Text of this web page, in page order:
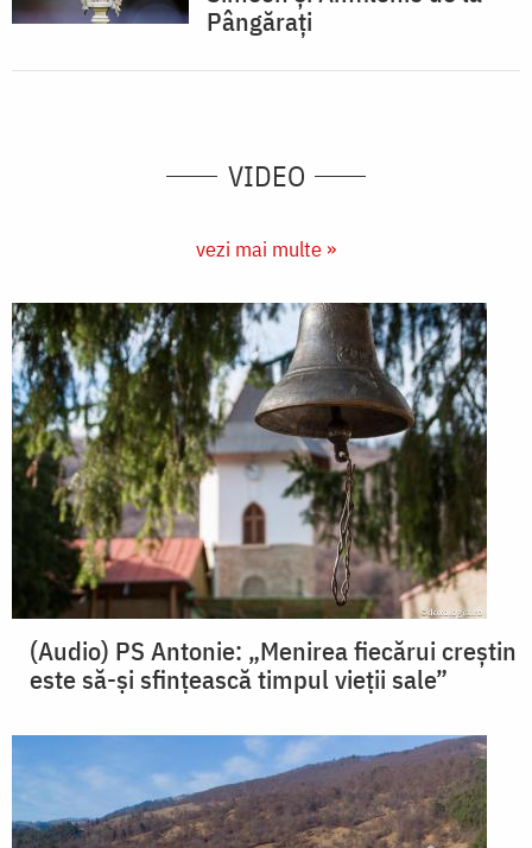
Pângăraţi
VIDEO
vezi mai multe »
(Audio) PS Antonie: „Menirea fiecărui creștin
este să-și sfințească timpul vieții sale”